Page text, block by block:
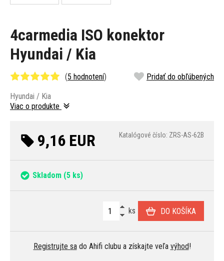
4carmedia ISO konektor
Hyundai / Kia
(5 hodnotení) Pridať do obľúbených
Hyundai / Kia
Viac o produkte
9,16 EUR Katalógové číslo: ZRS-AS-62B
Skladom (5 ks)
ks DO KOŠÍKA
Registrujte sado Ahifi clubu a získajte veľa výhod!